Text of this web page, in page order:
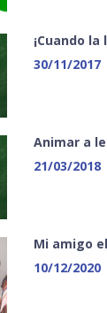
¡Cuando
30/11/2017
Animar a
21/03/2018
Mi amigo
10/12/2020